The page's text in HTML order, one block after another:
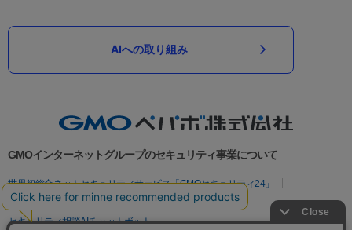
AIへの取り組み
GMOインターネットグループのセキュリティ事業について
世界初総合ネットセキュリティサービス「GMOセキュリティ24」
パスワード漏洩診断
Webサイトリスク診断
セキュリティ相談AIチャットボット